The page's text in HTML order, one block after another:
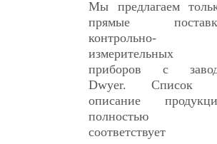
Мы предлагаем
прямые
контрольно-
измерительных
приборов с
Dwyer. Список
описание
полностью
соответствует